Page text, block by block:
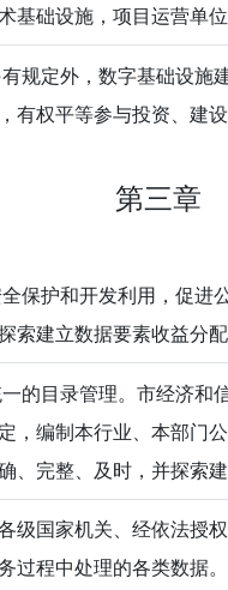
基础设施，项目运营单
规定外，数字基础设施
权平等参与投资、建设
第三章
保护和开发利用，促进
建立数据要素收益分配
的目录管理。市经济和
，编制本行业、本部门
、完整、及时，并探索
级国家机关、经依法授
程中处理的各类数据。